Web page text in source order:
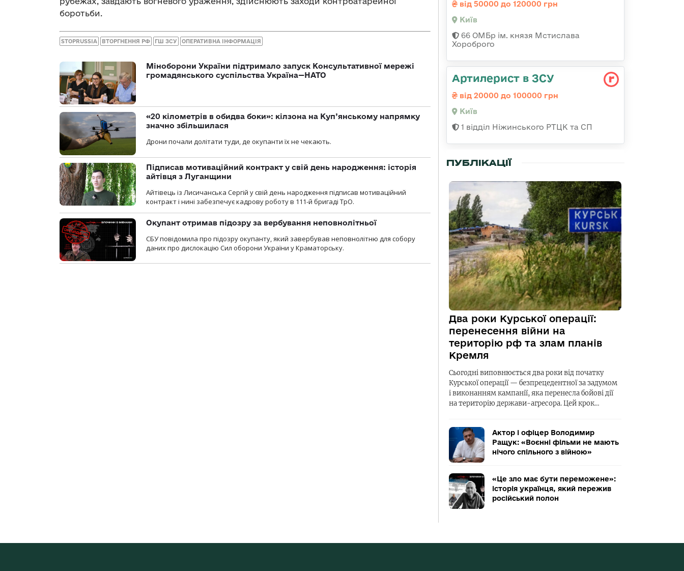
боротьби.
STOPRUSSIA ВТОРГНЕННЯ РФ ГШ ЗСУ ОПЕРАТИВНА ІНФОРМАЦІЯ
Міноборони України підтримало запуск Консультативної мережі
громадянського суспільства Україна—НАТО
«20 кілометрів в обидва боки»: кілзона на Куп’янському напрямку
значно збільшилася
Дрони почали долітати туди, де окупанти їх не чекають.
Підписав мотиваційний контракт у свій день народження: історія
айтівця з Луганщини
Айтівець із Лисичанська Сергій у свій день народження підписав мотиваційний
контракт і нині забезпечує кадрову роботу в 111-й бригаді ТрО.
Окупант отримав підозру за вербування неповнолітньої
СБУ повідомила про підозру окупанту, який завербував неповнолітню для собору
даних про дислокацію Сил оборони України у Краматорську.
від 50000 до 120000 грн
Київ
66 ОМБр ім. князя Мстислава
Хороброго
Артилерист в ЗСУ
від 20000 до 100000 грн
Київ
1 відділ Ніжинського РТЦК та СП
ПУБЛІКАЦІЇ
Два роки Курської операції:
перенесення війни на
територію рф та злам планів
Кремля
Сьогодні виповнюється два роки від початку
Курської операції — безпрецедентної за задумом
і виконанням кампанії, яка перенесла бойові дії
на територію держави-агресора. Цей крок…
Актор і офіцер Володимир
Ращук: «Воєнні фільми не мають
нічого спільного з війною»
«Це зло має бути переможене»:
історія українця, який пережив
російський полон